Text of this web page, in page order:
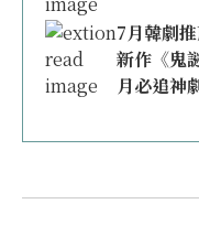
7月韓劇
新作《鬼
月必追神